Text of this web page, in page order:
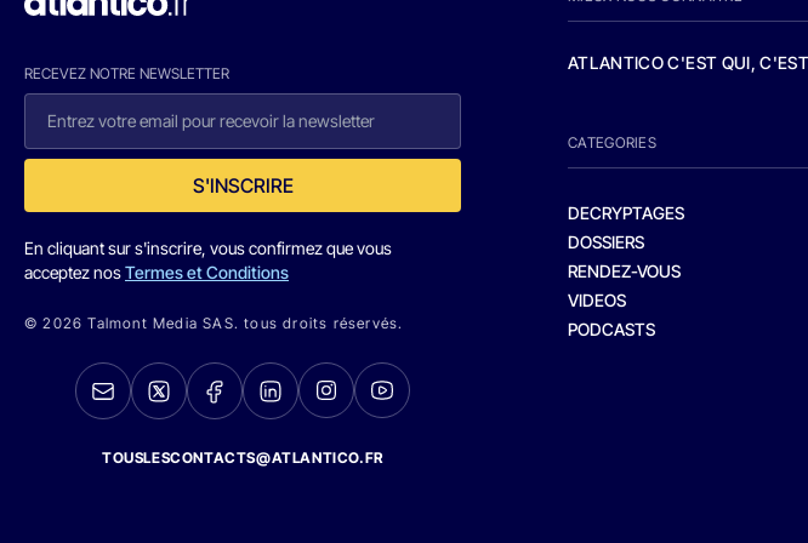
RECEVEZ NOTRE NEWSLETTER
S'INSCRIRE
En cliquant sur s'inscrire, vous confirmez que vous
acceptez nosTermes et Conditions
© 2026 Talmont Media SAS. tous droits réservés.
TOUSLESCONTACTS@ATLANTICO.FR
ATLANTICO C'EST QUI,
CATEGORIES
DECRYPTAGES
DOSSIERS
RENDEZ-VOUS
VIDEOS
PODCASTS